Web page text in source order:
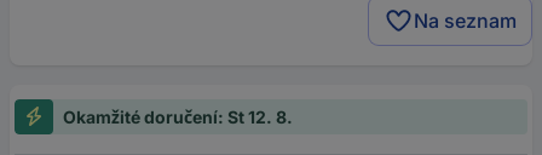
Na seznam
Okamžité doručení: St 12. 8.